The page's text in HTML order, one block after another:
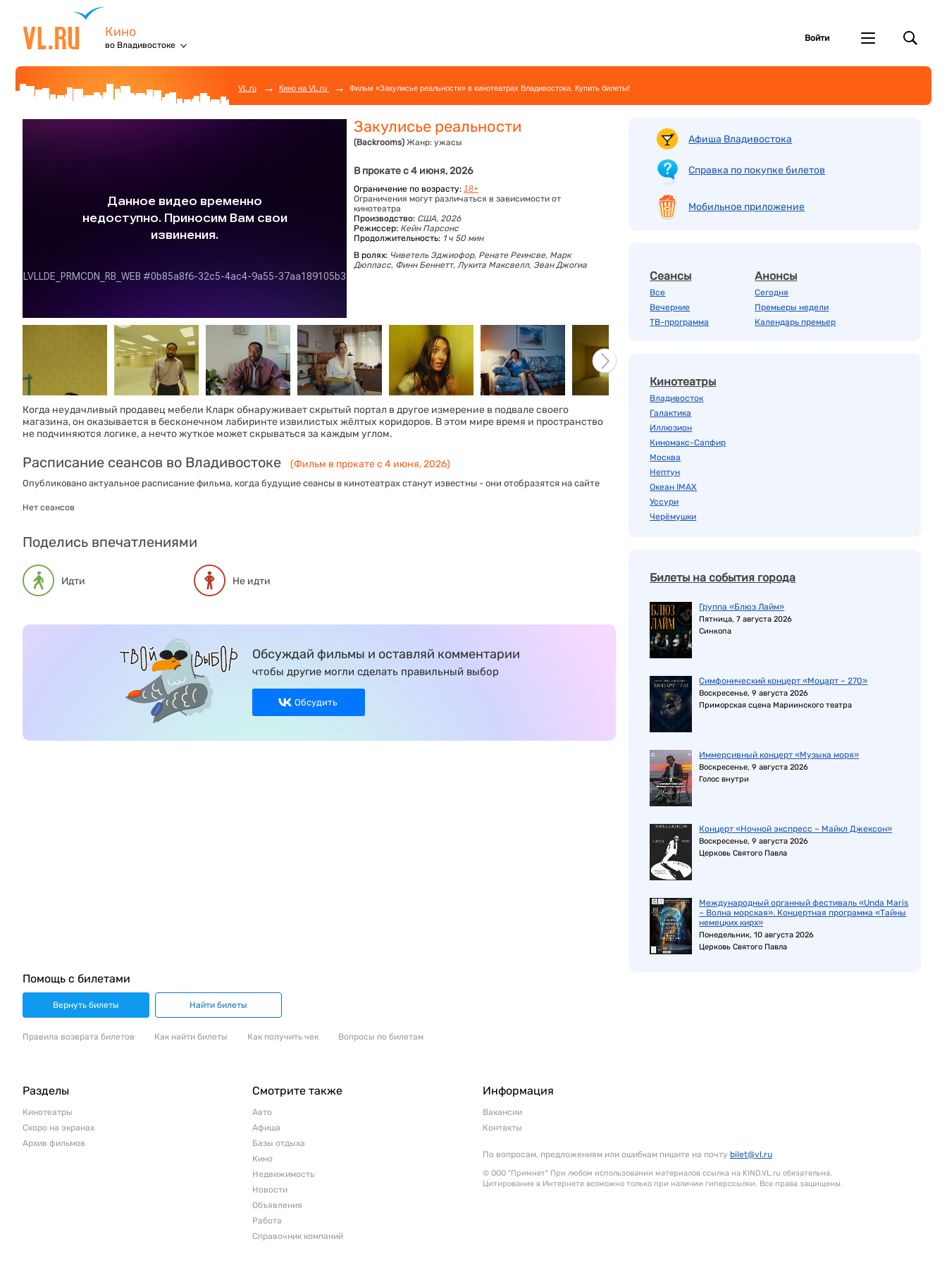
Кино
во Владивостоке
Войти
VL.ru → Кино на VL.ru → Фильм «Закулисье реальности» в кинотеатрах Владивостока. Купить билеты!
Закулисье реальности
(Backrooms) Жанр: ужасы
В прокате с 4 июня, 2026
Ограничение по возрасту: 18+
Ограничения могут различаться в зависимости от
кинотеатра
Производство: США, 2026
Режиссер: Кейн Парсонс
Продолжительность: 1 ч 50 мин
В ролях: Чиветель Эджиофор, Ренате Реинсве, Марк
Дюпласс, Финн Беннетт, Лукита Максвелл, Эван Джогиа
Когда неудачливый продавец мебели Кларк обнаруживает скрытый портал в другое измерение в подвале своего
магазина, он оказывается в бесконечном лабиринте извилистых жёлтых коридоров. В этом мире время и пространство
не подчиняются логике, а нечто жуткое может скрываться за каждым углом.
Расписание сеансов во Владивостоке (Фильм в прокате с 4 июня, 2026)
Опубликовано актуальное расписание фильма, когда будущие сеансы в кинотеатрах станут известны - они отобразятся на сайте
Нет сеансов
Поделись впечатлениями
Идти Не идти
Обсуждай фильмы и оставляй комментарии
чтобы другие могли сделать правильный выбор
Обсудить
Афиша Владивостока
Справка по покупке билетов
Мобильное приложение
Сеансы
Все
Вечерние
ТВ-программа
Анонсы
Сегодня
Премьеры недели
Календарь премьер
Кинотеатры
Владивосток
Галактика
Иллюзион
Киномакс-Сапфир
Москва
Нептун
Океан IMAX
Уссури
Черёмушки
Билеты на события города
Группа «Блюз Лайм»
Пятница, 7 августа 2026
Синкопа
Симфонический концерт «Моцарт – 270»
Воскресенье, 9 августа 2026
Приморская сцена Мариинского театра
Иммерсивный концерт «Музыка моря»
Воскресенье, 9 августа 2026
Голос внутри
Концерт «Ночной экспресс – Майкл Джексон»
Воскресенье, 9 августа 2026
Церковь Святого Павла
Международный органный фестиваль «Unda Maris
– Волна морская». Концертная программа «Тайны
немецких кирх»
Понедельник, 10 августа 2026
Церковь Святого Павла
Помощь с билетами
Вернуть билеты Найти билеты
Правила возврата билетов Как найти билеты Как получить чек Вопросы по билетам
Разделы
Кинотеатры
Скоро на экранах
Архив фильмов
Смотрите также
Авто
Афиша
Базы отдыха
Кино
Недвижимость
Новости
Объявления
Работа
Справочник компаний
Информация
Вакансии
Контакты
По вопросам, предложениям или ошибкам пишите на почту bilet@vl.ru
© ООО "Примнет" При любом использовании материалов ссылка на KINO.VL.ru обязательна.
Цитирование в Интернете возможно только при наличии гиперссылки. Все права защищены.